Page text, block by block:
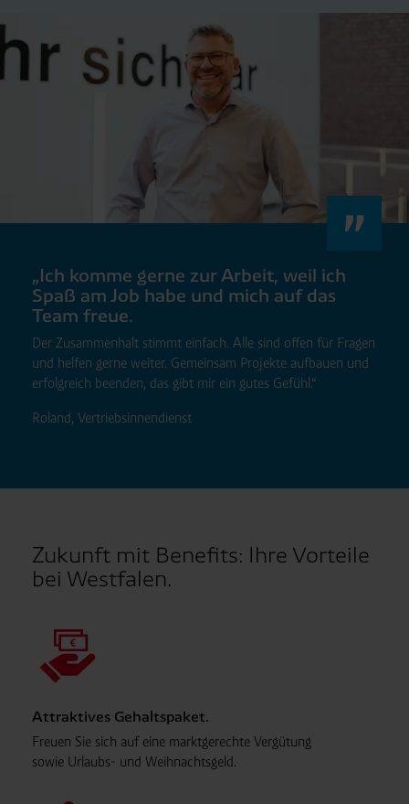
„Ich komme gerne zur Arbeit, weil ich
Spaß am Job habe und mich auf das
Team freue.
Der Zusammenhalt stimmt einfach. Alle sind offen für Fragen
und helfen gerne weiter. Gemeinsam Projekte aufbauen und
erfolgreich beenden, das gibt mir ein gutes Gefühl.“
Roland, Vertriebsinnendienst
Zukunft mit Benefits: Ihre Vorteile
bei Westfalen.
Attraktives Gehaltspaket.
Freuen Sie sich auf eine marktgerechte Vergütung
sowie Urlaubs- und Weihnachtsgeld.